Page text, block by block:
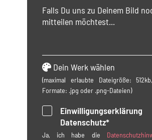
Dein Werk wählen
(maximal erlaubte Dateigröße:
Formate: .jpg oder .png-Dateien)
Einwilligungserklärung
Datenschutz*
Ja, ich habe die